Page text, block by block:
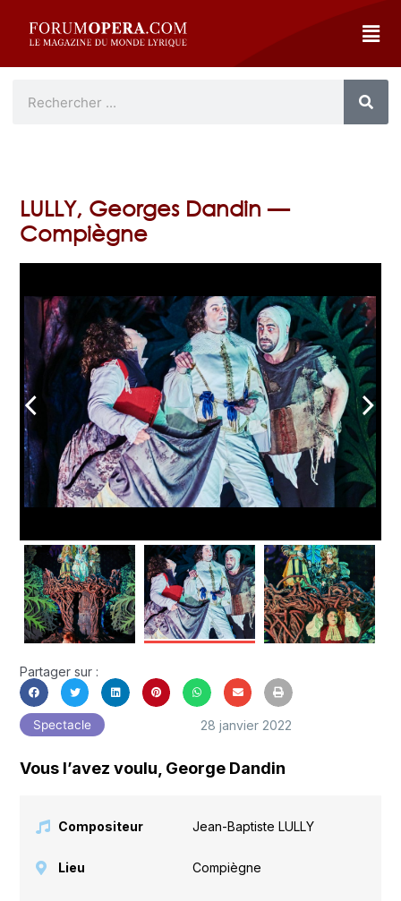
LULLY, Georges Dandin —
Compiègne
arrow_back_ios arrow_forward_ios
Partager sur :
Spectacle 28 janvier 2022
Vous l’avez voulu, George Dandin
Compositeur Jean-Baptiste LULLY
Lieu Compiègne